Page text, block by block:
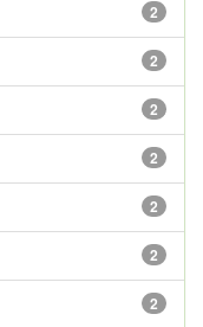
2
2
2
2
2
2
2